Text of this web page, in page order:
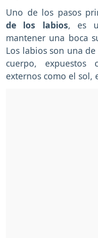
Uno de los pasos
de los labios, es
mantener una boca
Los labios son una
cuerpo, expuestos
externos como el sol,